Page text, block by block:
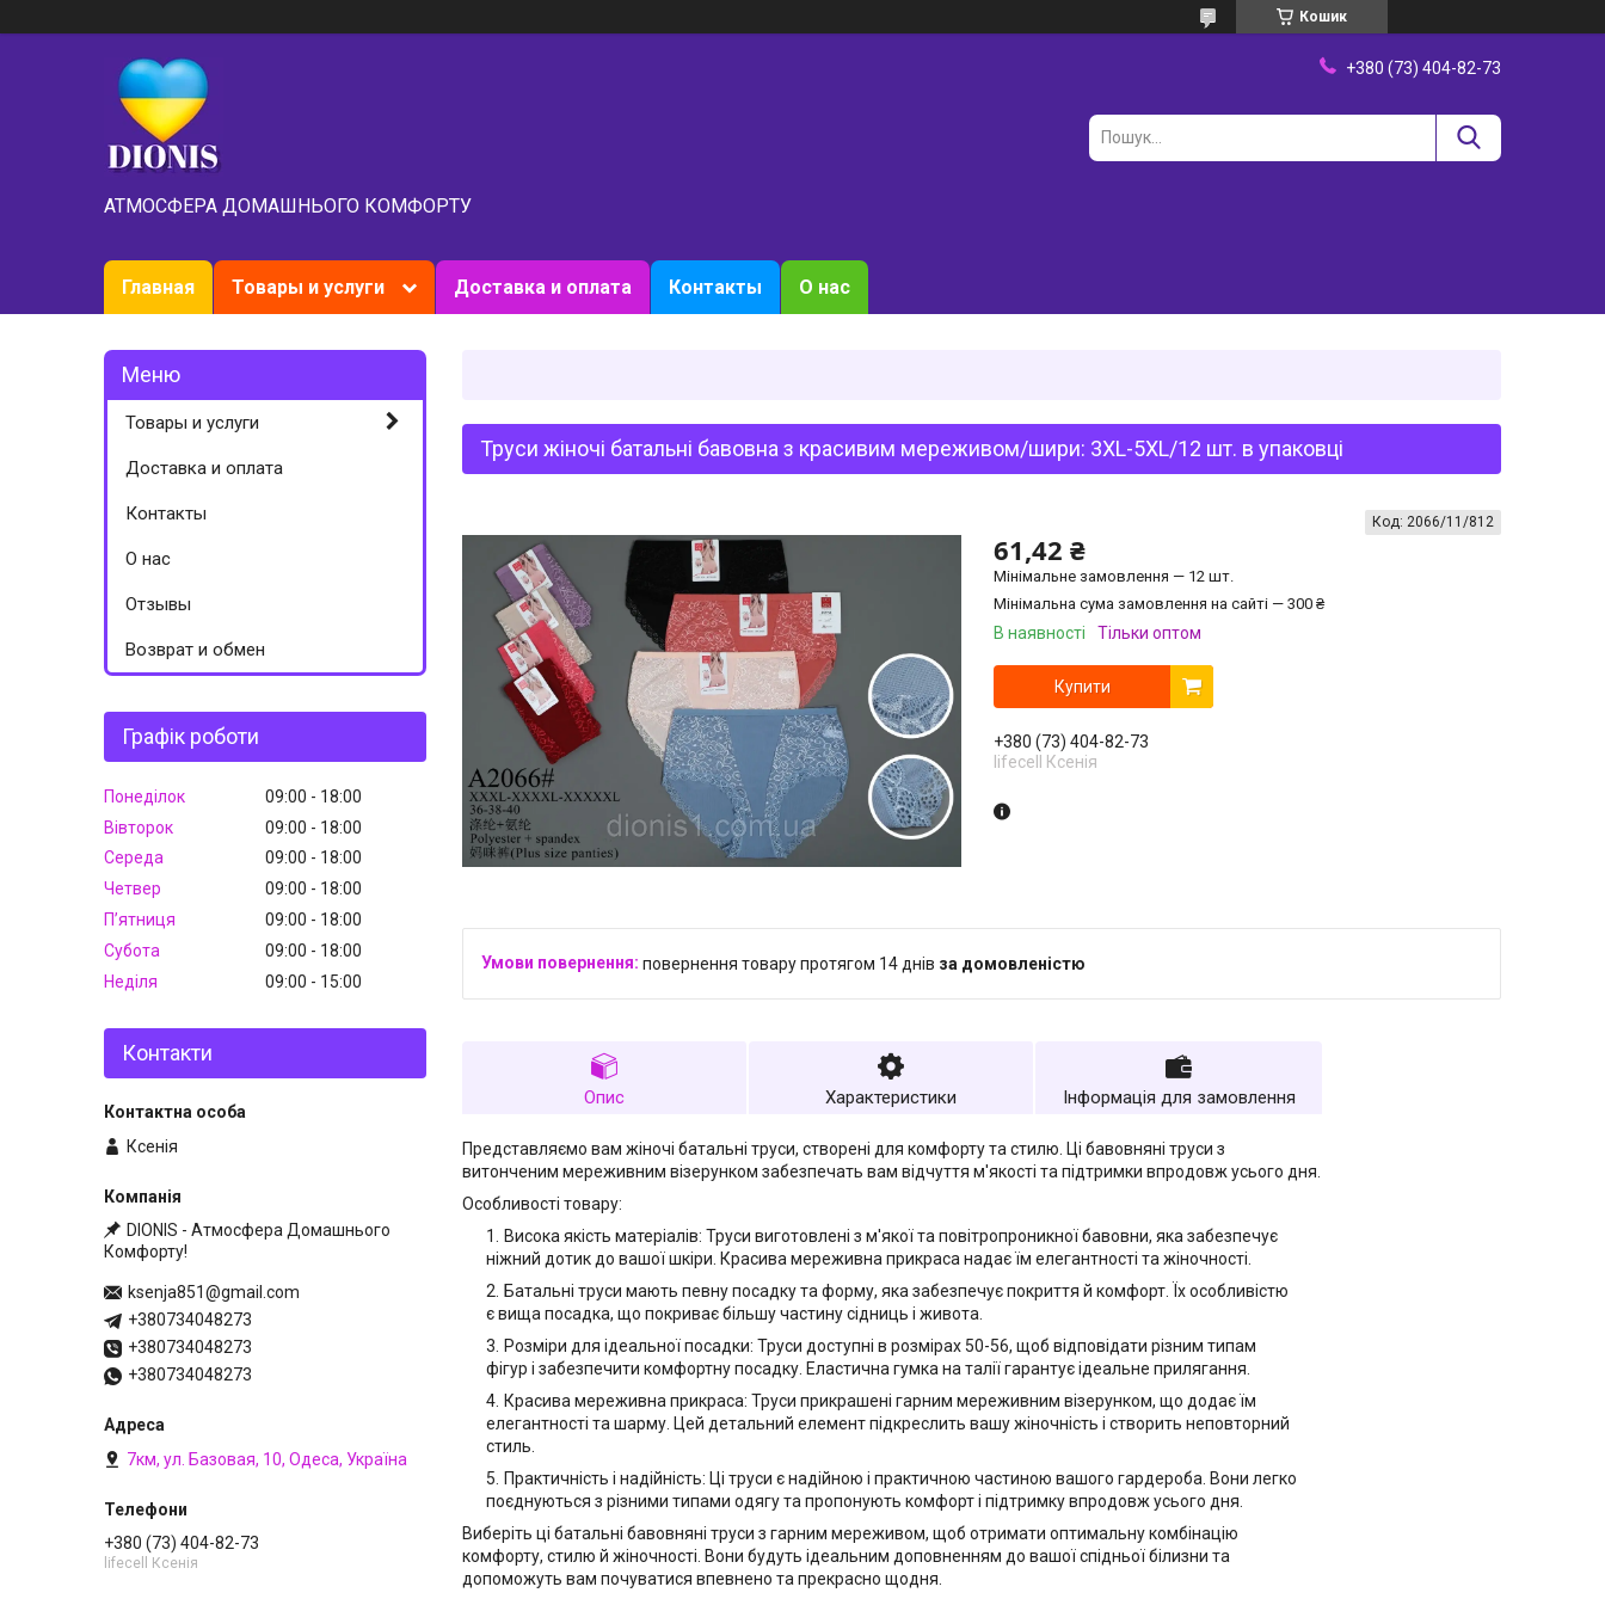
Кошик
АТМОСФЕРА ДОМАШНЬОГО КОМФОРТУ
+380 (73) 404-82-73
Главная Товары и услуги Доставка и оплата Контакты О нас
Труси жіночі батальні бавовна з красивим мереживом/шири: 3XL-5XL/12 шт. в упаковці
61,42 ₴
Мінімальне замовлення — 12 шт.
Мінімальна сума замовлення на сайті — 300 ₴
В наявності Тільки оптом
Код: 2066/11/812
Купити
+380 (73) 404-82-73
lifecell Ксенія
повернення товару протягом 14 днів за домовленістю
Опис Характеристики Інформація для замовлення
Представляємо вам жіночі батальні труси, створені для комфорту та стилю. Ці бавовняні труси з
витонченим мереживним візерунком забезпечать вам відчуття м'якості та підтримки впродовж усього дня.
Особливості товару:
Висока якість матеріалів: Труси виготовлені з м'якої та повітропроникної бавовни, яка забезпечує
ніжний дотик до вашої шкіри. Красива мереживна прикраса надає їм елегантності та жіночності.
Батальні труси мають певну посадку та форму, яка забезпечує покриття й комфорт. Їх особливістю
є вища посадка, що покриває більшу частину сідниць і живота.
Розміри для ідеальної посадки: Труси доступні в розмірах 50-56, щоб відповідати різним типам
фігур і забезпечити комфортну посадку. Еластична гумка на талії гарантує ідеальне прилягання.
Красива мереживна прикраса: Труси прикрашені гарним мереживним візерунком, що додає їм
елегантності та шарму. Цей детальний елемент підкреслить вашу жіночність і створить неповторний
стиль.
Практичність і надійність: Ці труси є надійною і практичною частиною вашого гардероба. Вони легко
поєднуються з різними типами одягу та пропонують комфорт і підтримку впродовж усього дня.
Виберіть ці батальні бавовняні труси з гарним мереживом, щоб отримати оптимальну комбінацію
комфорту, стилю й жіночності. Вони будуть ідеальним доповненням до вашої спідньої білизни та
допоможуть вам почуватися впевнено та прекрасно щодня.
Товары и услуги
Доставка и оплата
Контакты
О нас
Отзывы
Возврат и обмен
Графік роботи
Понеділок 09:00
18:00
Вівторок
09:00
18:00
Середа
09:00
18:00
Четвер
09:00
18:00
Пʼятниця
09:00
18:00
Субота
09:00
18:00
Неділя
09:00 15:00
Контакти
Ксенія
DIONIS - Атмосфера Домашнього
Комфорту!
ksenja851@gmail.com
+380734048273
+380734048273
+380734048273
7км, ул. Базовая, 10, Одеса, Україна
+380 (73) 404-82-73
lifecell Ксенія